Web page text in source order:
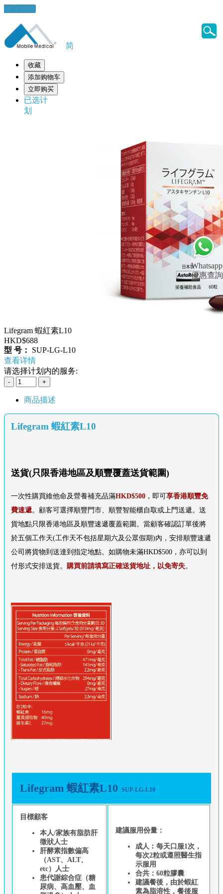
健康錦囊
Whatsapp
優惠查詢
简
收藏
添加购物车
立即购买
已选计
划
Lifegram 蝦紅素L10
HKD$688
型 号：
SUP-LG-L10
查看详情
请选择计划内的服务:
商品描述
Lifegram 蝦紅素L10
送貨(只限香港地區及順豐覆蓋送貨範圍)
一次性購買維他命及營養補充品滿HKD$500，即可享香港順豐免
費速遞。顧客可選擇順豐門市、順豐智能櫃自取或上門送遞。送
貨地點只限香港地區及順豐速遞覆蓋範圍。當顧客確認訂單後將
於五個工作天(工作天不包括星期六及公眾假期)內，安排順豐速遞
公司將貨物到送達到指定地點。如購物未滿HKD$500，亦可以到
付形式安排送貨。
購買前請填寫正確送貨地址，以免寄失。
Lifegram 蝦紅素L10 SUP-LG-L10
⽬標顧客
本⼈/家族有脂肪肝
徵狀⼈⼠
肝酵素指數偏⾼
（AST、ALT、
etc）⼈⼠
患代謝綜合症（糖
尿病、⾼⾎壓、⾎
建議服用份量：
成人︰每天口服1次，
每次2粒或遵照醫生指
示服用
合共：60粒膠囊
建議餐後，由於蝦紅
素為脂溶性，餐後服